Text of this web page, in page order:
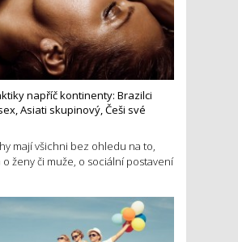
napříč kontinenty: Brazilci
Asiati skupinový, Češi své
mají všichni bez ohledu na to,
ženy či muže, o sociální postavení